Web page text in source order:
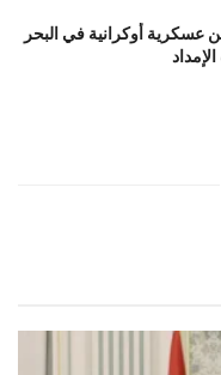
3 سفن شحن عسكرية أوكرانية في البحر